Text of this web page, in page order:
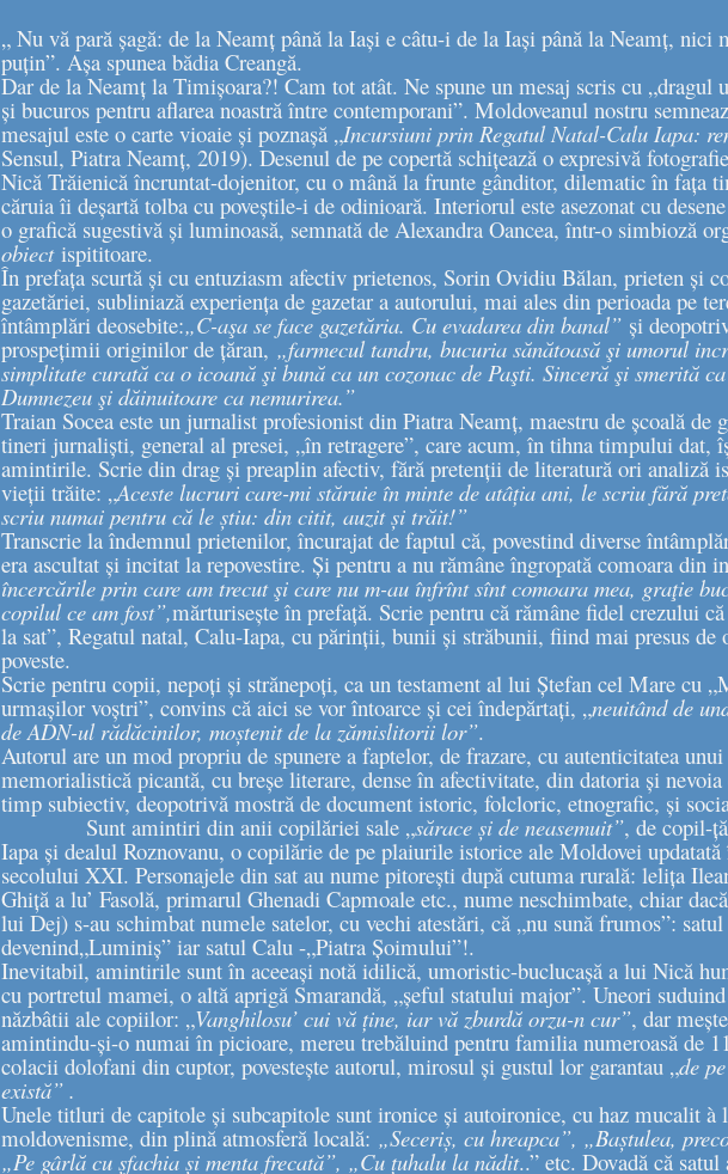
„ Nu vă pară șagă: de la Neamț până la Iași e câtu-i de la Iași până la Neamț,
puțin”. Așa spunea bădia Creangă.
Dar de la Neamț la Timișoara?! Cam tot atât. Ne spune un mesaj scris cu „dragul
și bucuros pentru aflarea noastră între contemporani”. Moldoveanul nostru
mesajul este o carte vioaie și poznașă „Incursiuni prin Regatul Natal-Calu Iapa:
Sensul, Piatra Neamț, 2019). Desenul de pe copertă schițează o expresivă
Nică Trăienică încruntat-dojenitor, cu o mână la frunte gânditor, dilematic în fața
căruia îi deșartă tolba cu poveștile-i de odinioară. Interiorul este asezonat cu
o grafică sugestivă și luminoasă, semnată de Alexandra Oancea, într-o simbioză
obiectispititoare.
În prefața scurtă și cu entuziasm afectiv prietenos, Sorin Ovidiu Bălan, prieten și
gazetăriei, subliniază experiența de gazetar a autorului, mai ales din perioada pe
întâmplări deosebite:„C-aşa se face gazetăria. Cu evadarea din banal” și
prospețimii originilor de țăran,„farmecul tandru, bucuria sănătoasă şi umorul
simplitate curată ca o icoană şi bună ca un cozonac de Paşti. Sinceră şi smerită
Dumnezeu şi dăinuitoare ca nemurirea.”
Traian Socea este un jurnalist profesionist din Piatra Neamț, maestru de școală de
tineri jurnaliști, general al presei, „în retragere”, care acum, în tihna timpului dat,
amintirile. Scrie din drag și preaplin afectiv, fără pretenții de literatură ori analiză
vieții trăite: „Aceste lucruri care-mi stăruie în minte de atâția ani, le scriu fără
scriu numai pentru că le știu: din citit, auzit și trăit!”
Transcrie la îndemnul prietenilor, încurajat de faptul că, povestind diverse
era ascultat și incitat la repovestire. Și pentru a nu rămâne îngropată comoara din
încercările prin care am trecut şi care nu m-au înfrînt sînt comoara mea, graţie
copilul ce am fost”,mărturisește în prefață. Scrie pentru că rămâne fidel crezului
la sat”, Regatul natal, Calu-Iapa, cu părinții, bunii și străbunii, fiind mai presus de
poveste.
Scrie pentru copii, nepoți și strănepoți, ca un testament al lui Ștefan cel Mare cu
urmașilor voștri”, convins că aici se vor întoarce și cei îndepărtați, „neuitând de
de ADN-ul rădăcinilor, moștenit de la zămislitorii lor”.
Autorul are un mod propriu de spunere a faptelor, de frazare, cu autenticitatea
memorialistică picantă, cu breșe literare, dense în afectivitate, din datoria și nevoia
timp subiectiv, deopotrivă mostră de document istoric, folcloric, etnografic, și
Sunt amintiri din anii copilăriei sale „sărace și de neasemuit”, de copil-
Iapa și dealul Roznovanu, o copilărie de pe plaiurile istorice ale Moldovei updatată
secolului XXI. Personajele din sat au nume pitorești după cutuma rurală: lelița
Ghiță a lu’ Fasolă, primarul Ghenadi Capmoale etc., nume neschimbate, chiar
lui Dej) s-au schimbat numele satelor, cu vechi atestări, că „nu sună frumos”: satul
devenind„Luminiș” iar satul Calu -„Piatra Șoimului”!.
Inevitabil, amintirile sunt în aceeași notă idilică, umoristic-buclucașă a lui Nică
cu portretul mamei, o altă aprigă Smarandă, „șeful statului major”. Uneori
năzbâtii ale copiilor: „Vanghilosu’ cui vă ține, iar vă zburdă orzu-n cur”, dar
amintindu-și-o numai în picioare, mereu trebăluind pentru familia numeroasă de
colacii dolofani din cuptor, povestește autorul, mirosul și gustul lor garantau „de
există” .
Unele titluri de capitole și subcapitole sunt ironice și autoironice, cu haz mucalit à
moldovenisme, din plină atmosferă locală: „Seceriș, cu hreapca”, „Baștulea,
„Pe gârlă cu șfachia și menta frecată”, „Cu țuhalu la nădit..” etc. Dovadă că satul